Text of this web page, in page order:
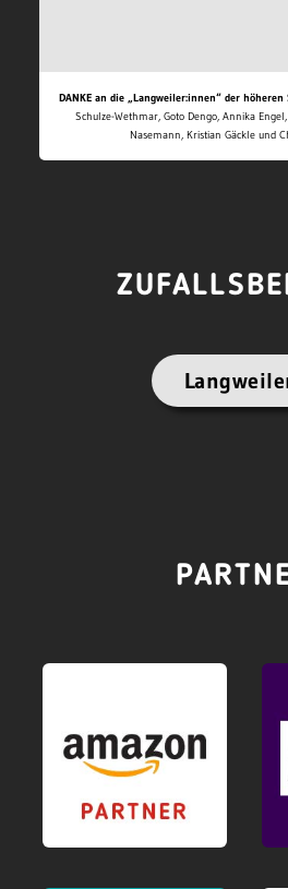
DANKE an die „Langweiler:innen“ der höheren
Schulze-Wethmar, Goto Dengo, Annika
Nasemann, Kristian Gäckle und